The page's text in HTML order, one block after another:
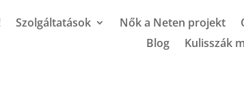
Szolgáltatások Nők a Neten projekt
Blog
Kulisszák